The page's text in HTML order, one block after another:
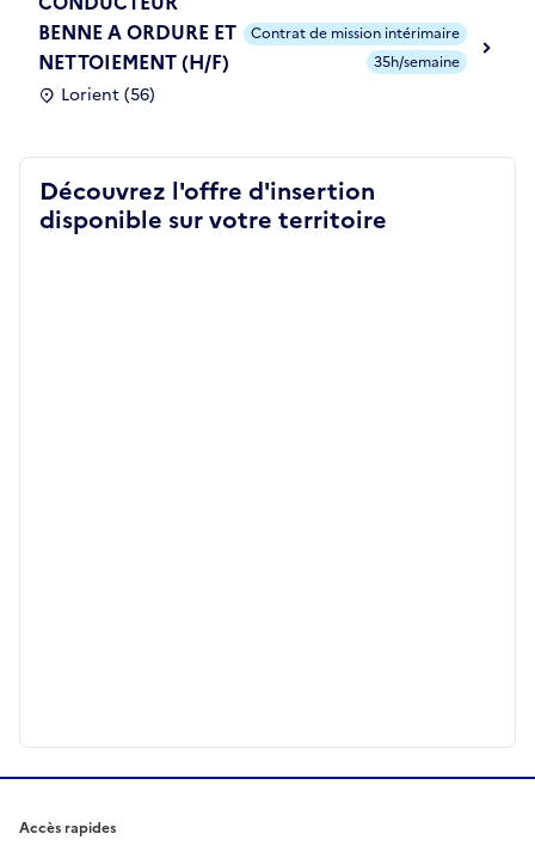
BENNE A ORDURE ET
NETTOIEMENT (H/F)
Lorient (56)
Contrat de mission intérimaire
35h/semaine
Découvrez l'offre d'insertion
disponible sur votre territoire
Accès rapides